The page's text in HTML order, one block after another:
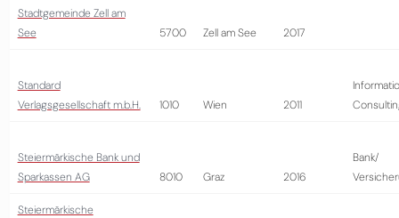
Stadtgemeinde Zell am
See
5700 Zell am See 2017
Standard
Verlagsgesellschaft m.b.H.
1010 Wien 2011
Steiermärkische Bank und
Sparkassen AG
8010 Graz 2016
Bank/
Steiermärkische